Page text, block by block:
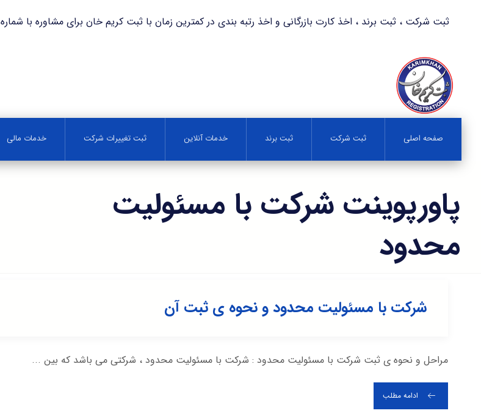
ثبت شرکت ، ثبت برند ، اخذ کارت بازرگانی و اخذ رتبه بندی در کمترین زمان با ثبت کریم خان برای مشاوره با شماره ۸۷۱۴۶ تماس حاصل فرمایید.
صفحه اصلی ثبت شرکت ثبت برند خدمات آنلاین ثبت تغییرات شرکت خدمات مالی
پاورپوینت شرکت با مسئولیت
محدود
شرکت با مسئولیت محدود و نحوه ی ثبت آن
مراحل و نحوه ی ثبت شرکت با مسئولیت محدود : شرکت با مسئولیت محدود ، شرکتی می باشد که بین ...
ادامه مطلب